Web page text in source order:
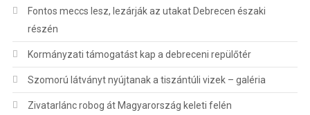
Fontos meccs lesz, lezárják az utakat Debrecen északi
részén
Kormányzati támogatást kap a debreceni repülőtér
Szomorú látványt nyújtanak a tiszántúli vizek – galéria
Zivatarlánc robog át Magyarország keleti felén